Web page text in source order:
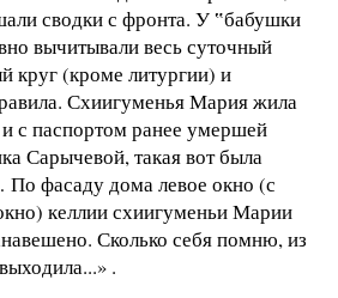
сводки с фронта. У ‟бабушки
вычитывали весь суточный
круг (кроме литургии) и
Схиигуменья Мария жила
с паспортом ранее умершей
Сарычевой, такая вот была
фасаду дома левое окно (с
келлии схиигуменьи Марии
Сколько себя помню, из
.